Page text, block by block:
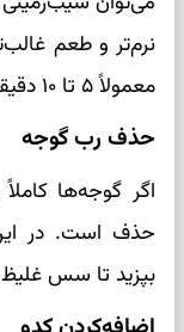
نرم‌تر و طعم
معمولاً ۵ تا ۱۰ دقیقه زودتر آماده می‌شود.
حذف رب گوجه
اگر گوجه‌ها
حذف است. در
بپزید تا سس